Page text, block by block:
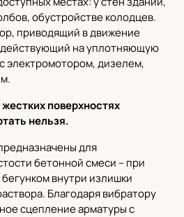
обустройстве колодцев.
приводящий в движение
на уплотняющую
электромотором, дизелем,
поверхностях
нельзя.
для
бетонной смеси – при
внутри излишки
Благодаря вибратору
сцепление арматуры с